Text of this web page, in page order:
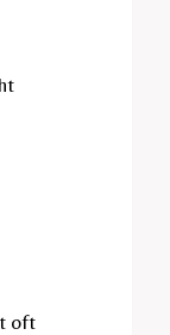
oft